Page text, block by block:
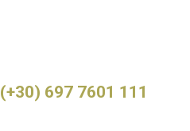
(+30) 697 7601 111